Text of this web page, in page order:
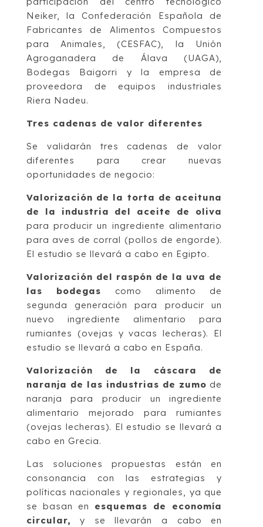
Neiker, la Confederación Española de
Fabricantes de Alimentos Compuestos
para Animales, (CESFAC), la Unión
Agroganadera de Álava (UAGA),
Bodegas Baigorri y la empresa de
proveedora de equipos industriales
Riera Nadeu.
Tres cadenas de valor diferentes
Se validarán tres cadenas de valor
diferentes para crear nuevas
oportunidades de negocio:
Valorización de la torta de aceituna
de la industria del aceite de oliva
para producir un ingrediente alimentario
para aves de corral (pollos de engorde).
El estudio se llevará a cabo en Egipto.
Valorización del raspón de la uva de
las bodegas como alimento de
segunda generación para producir un
nuevo ingrediente alimentario para
rumiantes (ovejas y vacas lecheras). El
estudio se llevará a cabo en España.
Valorización de la cáscara de
naranja de las industrias de zumo de
naranja para producir un ingrediente
alimentario mejorado para rumiantes
(ovejas lecheras). El estudio se llevará a
cabo en Grecia.
Las soluciones propuestas están en
consonancia con las estrategias y
políticas nacionales y regionales, ya que
se basan en esquemas de economía
circular, y se llevarán a cabo en